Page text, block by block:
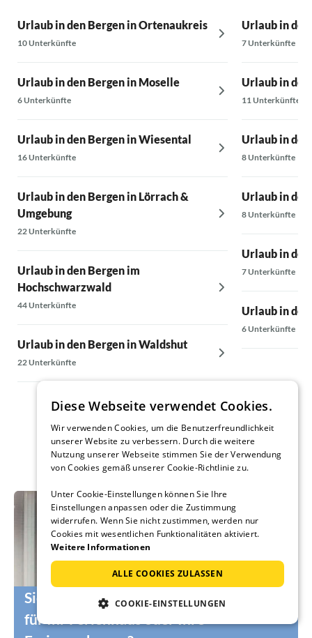
Urlaub in den Bergen in Ortenaukreis
10 Unterkünfte
Urlaub in den Bergen in Moselle
6 Unterkünfte
Urlaub in den Bergen in Wiesental
16 Unterkünfte
Urlaub in den Bergen in Lörrach &
Umgebung
22 Unterkünfte
Urlaub in den Bergen im
Hochschwarzwald
44 Unterkünfte
Urlaub in den Bergen in Waldshut
22 Unterkünfte
Urlaub in
7 Unterkünfte
Urlaub in
11 Unterkünfte
Urlaub in
8 Unterkünfte
Urlaub in
8 Unterkünfte
Urlaub in
7 Unterkünfte
Urlaub in
6 Unterkünfte
Sie suchen noch die passenden Urlauber
für Ihr Ferienhaus oder Ihre
Diese Webseite verwendet Cookies.
Wir verwenden Cookies, um die Benutzerfreundlichkeit
unserer Website zu verbessern. Durch die weitere
Nutzung unserer Webseite stimmen Sie der Verwendung
von Cookies gemäß unserer Cookie-Richtlinie zu.
Unter Cookie-Einstellungen können Sie Ihre
Einstellungen anpassen oder die Zustimmung
widerrufen. Wenn Sie nicht zustimmen, werden nur
Cookies mit wesentlichen Funktionalitäten aktiviert.
Weitere Informationen
ALLE COOKIES ZULASSEN
COOKIE-EINSTELLUNGEN